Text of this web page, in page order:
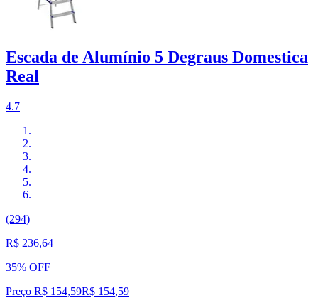
Escada de Alumínio 5 Degraus Domestica
Real
4.7
(294)
R$ 236,64
35% OFF
Preço R$ 154,59R$ 154,59